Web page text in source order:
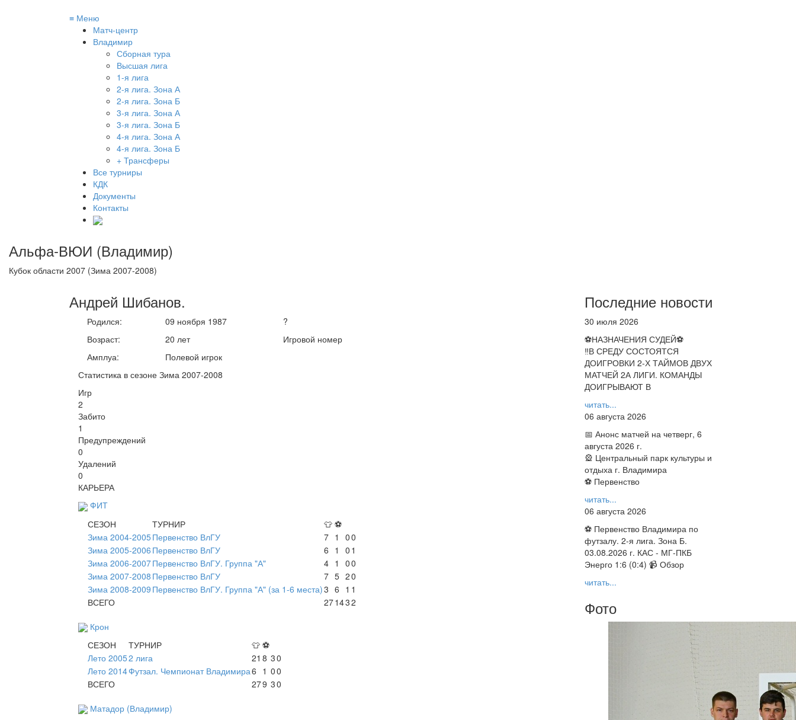
≡ Меню
Матч-центр
Владимир
Сборная тура
Высшая лига
1-я лига
2-я лига. Зона А
2-я лига. Зона Б
3-я лига. Зона А
3-я лига. Зона Б
4-я лига. Зона А
4-я лига. Зона Б
+ Трансферы
Все турниры
КДК
Документы
Контакты
Альфа-ВЮИ (Владимир)
Кубок области 2007 (Зима 2007-2008)
Андрей Шибанов.
Родился:
Возраст:
Амплуа:
09 ноября 1987
20 лет
Полевой игрок
?
Игровой номер
Статистика в сезоне Зима 2007-2008
Игр
2
Забито
1
Предупреждений
0
Удалений
0
КАРЬЕРА
ФИТ
СЕЗОН
ТУРНИР 👕 ⚽
Зима 2004-2005Первенство ВлГУ 7 1 00
Зима 2005-2006 Первенство ВлГУ 6 1 0 1
Зима 2006-2007Первенство ВлГУ. Группа "А" 4 1 00
Зима 2007-2008 Первенство ВлГУ 7 5 20
Зима 2008-2009 Первенство ВлГУ. Группа "А" (за 1-6 места)3 6 1 1
ВСЕГО
271432
Крон
СЕЗОН
ТУРНИР 👕 ⚽
Лето 20052 лига 21 8 30
Лето 2014Футзал. Чемпионат Владимира6 1 00
ВСЕГО
279 30
Матадор (Владимир)
Последние новости
30 июля 2026
⚽НАЗНАЧЕНИЯ СУДЕЙ⚽
‼В СРЕДУ СОСТОЯТСЯ
ДОИГРОВКИ 2-Х ТАЙМОВ ДВУХ
МАТЧЕЙ 2А ЛИГИ. КОМАНДЫ
ДОИГРЫВАЮТ В
читать...
06 августа 2026
📅 Анонс матчей на четверг, 6
августа 2026 г.
🎡 Центральный парк культуры и
отдыха г. Владимира
⚽ Первенство
читать...
06 августа 2026
⚽ Первенство Владимира по
футзалу. 2-я лига. Зона Б.
03.08.2026 г. КАС - МГ-ПКБ
Энерго 1:6 (0:4) 📹 Обзор
читать...
Фото